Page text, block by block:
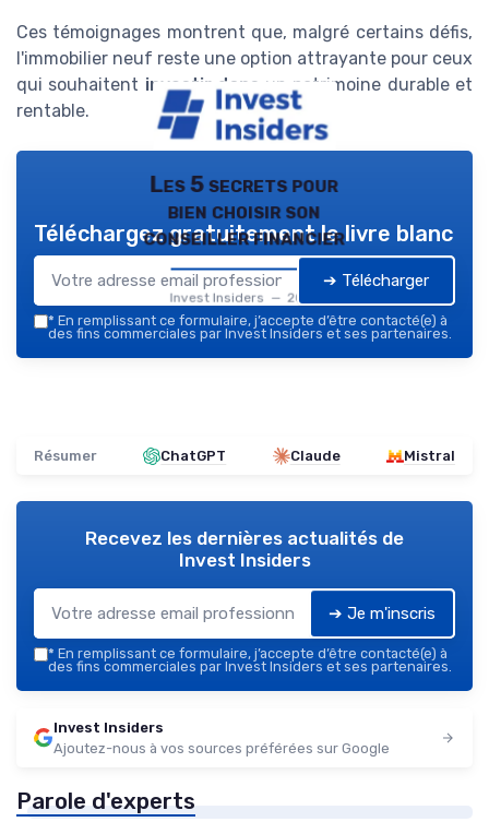
Ces témoignages montrent que, malgré certains défis,
l'immobilier neuf reste une option attrayante pour ceux
qui souhaitent investir dans un patrimoine durable et
rentable.
Les 5 secrets pour
bien choisir son
conseiller financier
Invest Insiders — 2026
Téléchargez gratuitement le livre blanc
➔ Télécharger
* En remplissant ce formulaire, j’accepte d’être contacté(e) à
des fins commerciales par Invest Insiders et ses partenaires.
Résumer ChatGPT Claude Mistral
Recevez les dernières actualités de
Invest Insiders
➔ Je m'inscris
* En remplissant ce formulaire, j’accepte d’être contacté(e) à
des fins commerciales par Invest Insiders et ses partenaires.
Invest Insiders
Ajoutez-nous à vos sources préférées sur Google
Parole d'experts